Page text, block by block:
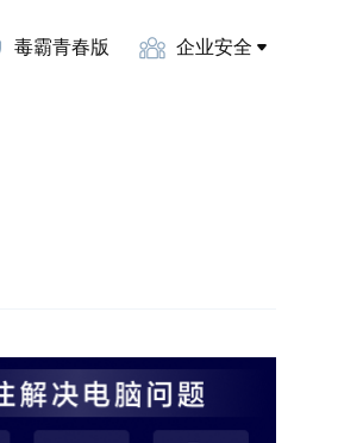
毒霸青春版 企业安全